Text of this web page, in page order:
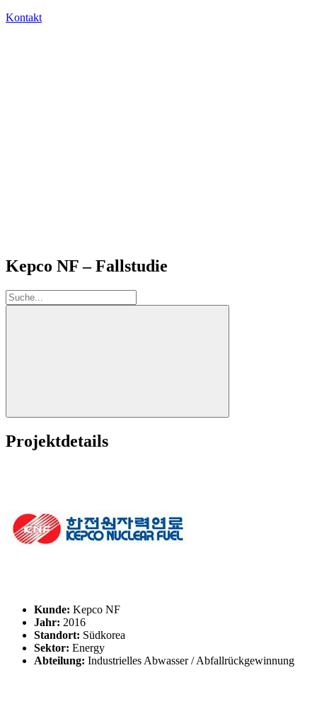
Kontakt
Kepco NF – Fallstudie
Suche:
Projektdetails
Kunde: Kepco NF
Jahr: 2016
Standort: Südkorea
Sektor: Energy
Abteilung: Industrielles Abwasser / Abfallrückgewinnung